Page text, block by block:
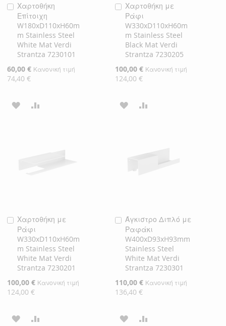
Χαρτοθήκη
Επίτοιχη
W180xD110xH60m
m Stainless Steel
White Mat Verdi
Strantza 7230101
Ειδική
Τιμή
60,00 € Κανονική τιμή
74,40 €
Προσθήκη
στο
Καλάθι
ΠΡΟΣΘΉΚΗ
Χαρτοθήκη με
Ράφι
W330xD110xH60m
m Stainless Steel
Black Mat Verdi
Strantza 7230205
Ειδική
Τιμή
100,00 € Κανονική τιμή
124,00 €
Προσθήκη
στο
Καλάθι
ΠΡΟΣΘΉΚΗ
ΕΠΙΘΥΜΙΏΝ
Χαρτοθήκη με
Ράφι
W330xD110xH60m
m Stainless Steel
White Mat Verdi
Strantza 7230201
Ειδική
Τιμή
100,00 € Κανονική τιμή
124,00 €
Προσθήκη
στο
Καλάθι
ΠΡΟΣΘΉΚΗ
Άγκιστρο Διπλό με
Ραφάκι
W400xD93xH93mm
Stainless Steel
White Mat Verdi
Strantza 7230301
Ειδική
Τιμή
110,00 € Κανονική τιμή
136,40 €
Προσθήκη
στο
Καλάθι
ΠΡΟΣΘΉΚΗ